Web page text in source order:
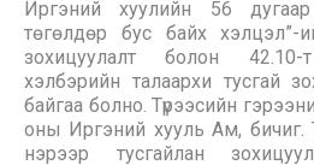
Иргэний хуулийн 56 дугаар
төгөлдөр бус байх хэлцэл”-
зохицуулалт болон
хэлбэрийн талаархи тусгай
байгаа болно. Түрээсийн
оны Иргэний хууль Ам, бичиг.
нэрээр тусгайлан